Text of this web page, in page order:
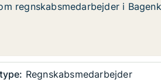
regnskabsmedarbejder i
Regnskabsmedarbejder